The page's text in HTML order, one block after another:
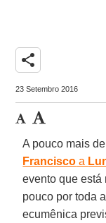
share
23 Setembro 2016
A pouco mais
Francisco a
evento que está
pouco por toda a
ecumênica